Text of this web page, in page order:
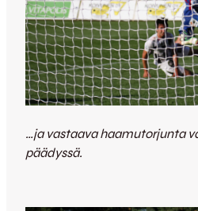
…ja vastaava haamutorjunta
päädyssä.